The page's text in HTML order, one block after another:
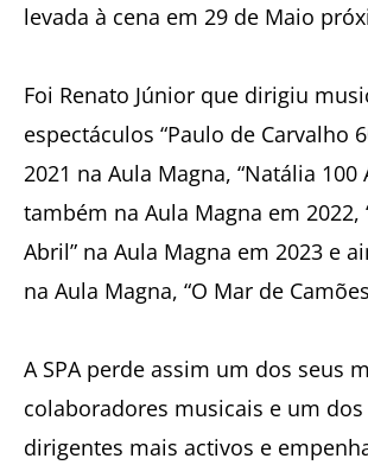
levada à cena em 29 de Maio
Foi Renato Júnior que dirigiu
espectáculos “Paulo de Carvalho
2021 na Aula Magna, “Natália 100
também na Aula Magna em 2022,
Abril” na Aula Magna em 2023 e
na Aula Magna, “O Mar de
A SPA perde assim um dos seus
colaboradores musicais e um dos
dirigentes mais activos e